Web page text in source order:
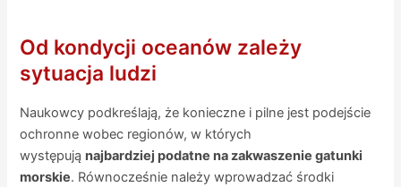
Od kondycji oceanów zależy
sytuacja ludzi
Naukowcy podkreślają, że konieczne i pilne jest podejście
ochronne wobec regionów, w których
występują najbardziej podatne na zakwaszenie gatunki
morskie. Równocześnie należy wprowadzać środki